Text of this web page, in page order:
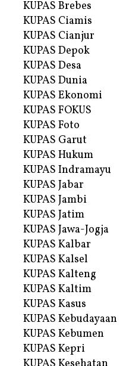
KUPAS Brebes
KUPAS Ciamis
KUPAS Cianjur
KUPAS Depok
KUPAS Desa
KUPAS Dunia
KUPAS Ekonomi
KUPAS FOKUS
KUPAS Foto
KUPAS Garut
KUPAS Hukum
KUPAS Indramayu
KUPAS Jabar
KUPAS Jambi
KUPAS Jatim
KUPAS Jawa-Jogja
KUPAS Kalbar
KUPAS Kalsel
KUPAS Kalteng
KUPAS Kaltim
KUPAS Kasus
KUPAS Kebudayaan
KUPAS Kebumen
KUPAS Kepri